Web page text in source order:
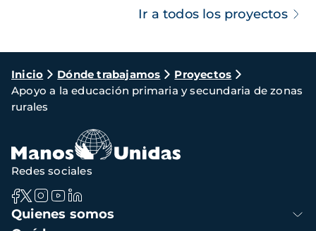
Ir a todos los proyectos
Ruta
de
navegación
Inicio Dónde trabajamos
Proyectos
Apoyo a la educación primaria y secundaria de zonas
rurales
Navegación
principal
Quienes somos
Redes sociales